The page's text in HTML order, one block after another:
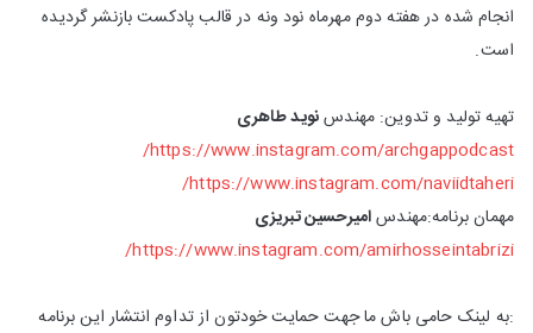
انجام شده در هفته دوم مهرماه نود ونه در قالب پادکست بازنشر گردیده
است.
تهیه تولید و تدوین: مهندسنوید طاهری
https://www.instagram.com/archgappodcast/
https://www.instagram.com/naviidtaheri/
مهمان برنامه:مهندسامیرحسین تبریزی
https://www.instagram.com/amirhosseintabrizi/
:به لینک حامی باش ما جهت حمایت خودتون از تداوم انتشار این برنامه